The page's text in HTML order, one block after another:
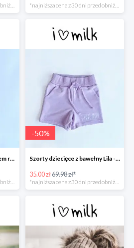
*najniższa cena z 30 dni przed obniżką *najniższa cena z 30 dni przed obniżką
Spodnie dziecięce z lampasem red Koralowy róż -50%
*najniższa cena z 30 dni przed obniżką
-50%
Szorty dziecięce z bawełny Lila -50%
35.00 zł69.98 zł*
*najniższa cena z 30 dni przed obniżką